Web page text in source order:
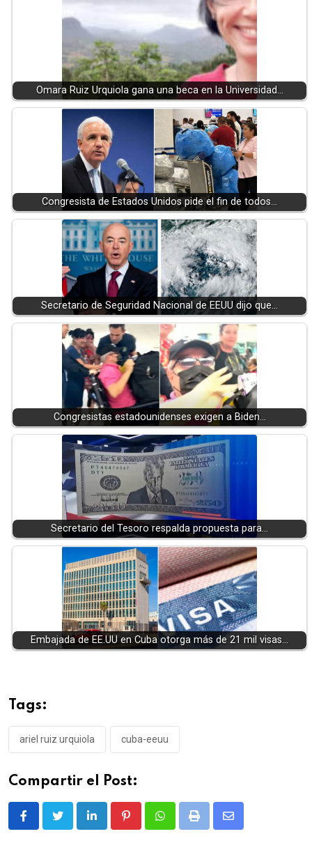
Omara Ruiz Urquiola gana una beca en la Universidad…
Congresista de Estados Unidos pide el fin de todos…
Secretario de Seguridad Nacional de EEUU dijo que…
Congresistas estadounidenses exigen a Biden…
Secretario del Tesoro respalda propuesta para…
Embajada de EE.UU en Cuba otorga más de 21 mil visas…
Tags:
ariel ruiz urquiola cuba-eeuu
Compartir el Post:
LinkedIn PinterestWhatsappPrint
Share